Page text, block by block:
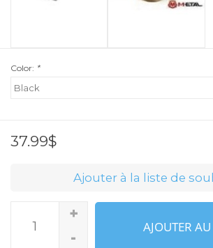
Color: *
37.99$
Ajouter à la liste de
+
-
AJOUTER